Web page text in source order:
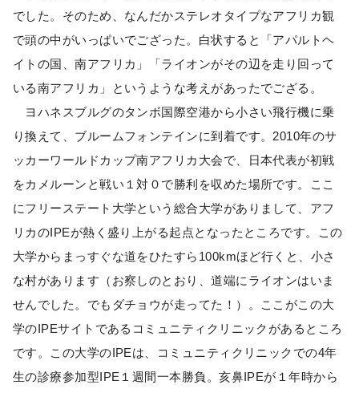
でした。そのため、なんだかステレオタイプなアフリカ観
で頭の中がいっぱいでござった。白状すると「アパルトヘ
イトの国、南アフリカ」「ライオンがその辺を走り回って
いる南アフリカ」というような考えがあったでござる。
ヨハネスブルグのタンボ国際空港から小さい飛行機に乗
り換えて、ブルームフォンテインに到着です。2010年のサ
ッカーワールドカップ南アフリカ大会で、日本代表が初戦
をカメルーンと戦い１対０で勝利を収めた場所です。ここ
にフリーステート大学という総合大学がありまして、アフ
リカのIPEが熱く盛り上がる起点となったところです。この
大学からまっすぐな道をひたすら100kmほど行くと、小さ
な村があります（お察しのとおり、道端にライオンはいま
せんでした。でもダチョウが走ってた！）。ここがこの大
学のIPEサイトであるコミュニティクリニックがあるところ
です。この大学のIPEは、コミュニティクリニックでの4年
生の診療参加型IPE１週間一本勝負。亥鼻IPEが１年時から